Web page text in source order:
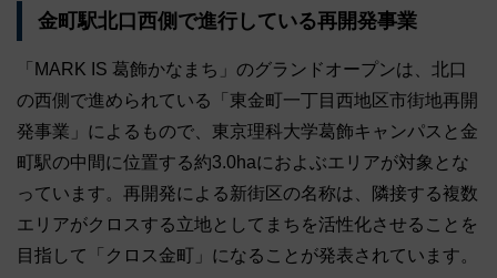
金町駅北口西側で進行している再開発事業
「MARK IS 葛飾かなまち」のグランドオープンは、北口
の西側で進められている「東金町一丁目西地区市街地再開
発事業」によるもので、東京理科大学葛飾キャンパスと金
町駅の中間に位置する約3.0haにおよぶエリアが対象とな
っています。再開発による新街区の名称は、隣接する複数
エリアがクロスする立地としてまちを活性化させることを
目指して「クロス金町」になることが発表されています。